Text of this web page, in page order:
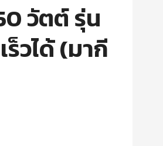
วัตต์ รุ่น
วได้ (มากี